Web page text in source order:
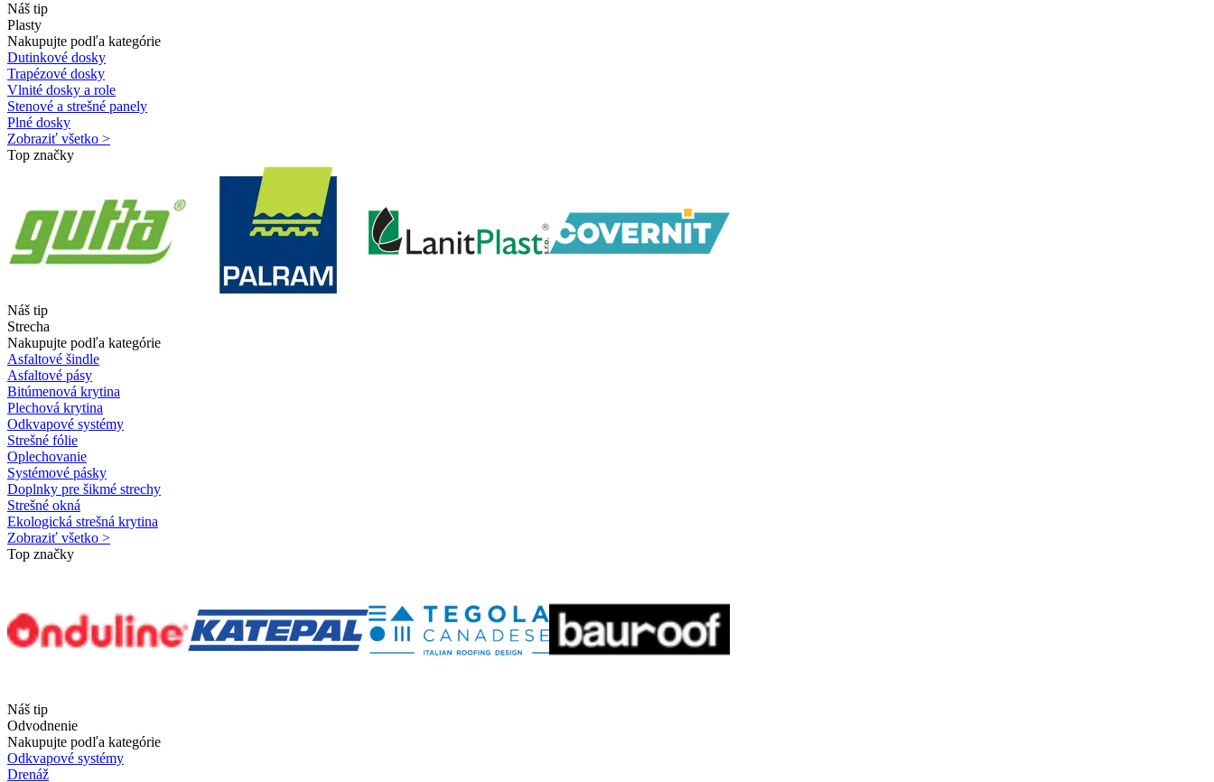
Náš tip
Plasty
Nakupujte podľa kategórie
Dutinkové dosky
Trapézové dosky
Vlnité dosky a role
Stenové a strešné panely
Plné dosky
Zobraziť všetko >
Top značky
Náš tip
Strecha
Nakupujte podľa kategórie
Asfaltové šindle
Asfaltové pásy
Bitúmenová krytina
Plechová krytina
Odkvapové systémy
Strešné fólie
Oplechovanie
Systémové pásky
Doplnky pre šikmé strechy
Strešné okná
Ekologická strešná krytina
Zobraziť všetko >
Top značky
Náš tip
Odvodnenie
Nakupujte podľa kategórie
Odkvapové systémy
Drenáž